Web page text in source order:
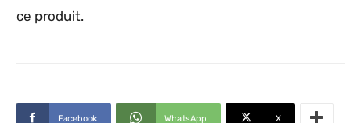
ce produit.
Facebook WhatsApp X